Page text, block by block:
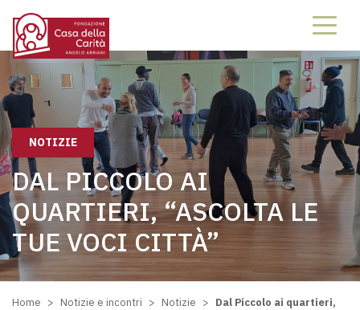
NOTIZIE
DAL PICCOLO AI
QUARTIERI, “ASCOLTA LE
TUE VOCI CITTÀ”
Home > Notizie e incontri > Notizie > Dal Piccolo ai quartieri,